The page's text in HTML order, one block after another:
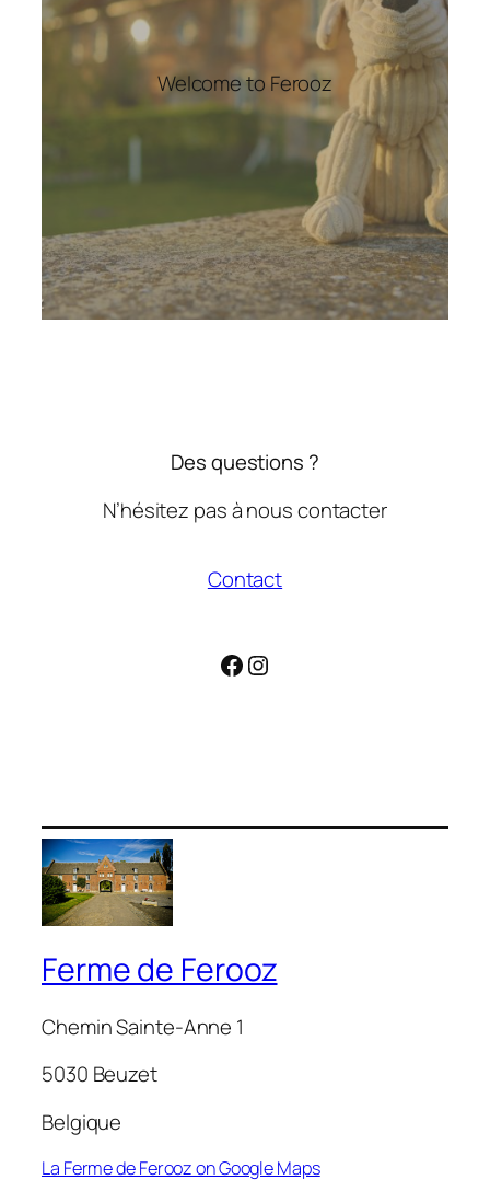
Welcome to Ferooz
Des questions ?
N’hésitez pas à nous contacter
Contact
Facebook
Instagram
Ferme de Ferooz
Chemin Sainte-Anne 1
5030 Beuzet
Belgique
La Ferme de Ferooz on Google Maps